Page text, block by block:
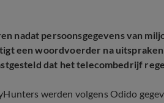
nadat persoonsgegevens van
een woordvoerder na
dat het telecombedrijf
werden volgens Odido